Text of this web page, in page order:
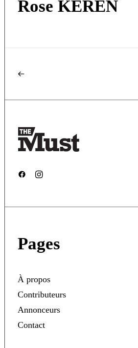
Rose KEREN
Pages
À propos
Contributeurs
Annonceurs
Contact